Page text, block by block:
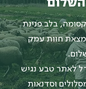
בלב פנינת
חוות עמק
לאתר טבע נגיש
וסדנאות